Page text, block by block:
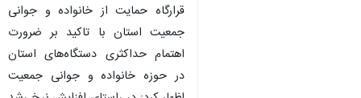
قرارگاه حمایت از خانواده و جوانی
جمعیت استان با تاکید بر ضرورت
اهتمام حداکثری دستگاه‌های استان
در حوزه خانواده و جوانی جمعیت